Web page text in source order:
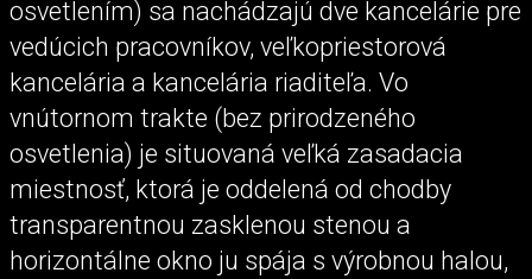
osvetlením) sa nachádzajú dve kancelárie pre
vedúcich pracovníkov, veľkopriestorová
kancelária a kancelária riaditeľa. Vo
vnútornom trakte (bez prirodzeného
osvetlenia) je situovaná veľká zasadacia
miestnosť, ktorá je oddelená od chodby
transparentnou zasklenou stenou a
horizontálne okno ju spája s výrobnou halou,